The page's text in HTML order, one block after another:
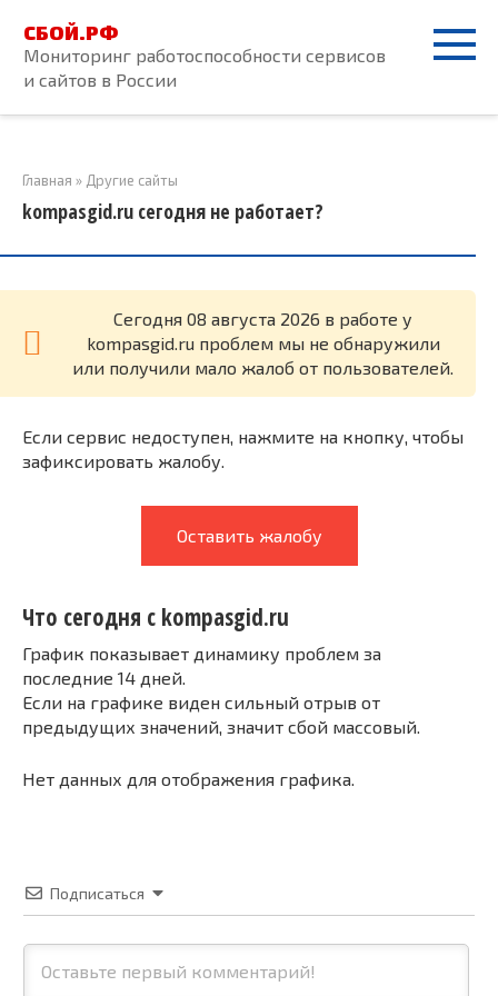
контенту
СБОЙ.РФ
Мониторинг работоспособности сервисов
и сайтов в России
Главная » Другие сайты
kompasgid.ru сегодня не работает?
Cегодня 08 августа 2026 в работе у
kompasgid.ru проблем мы не обнаружили
или получили мало жалоб от пользователей.
Если сервис недоступен, нажмите на кнопку, чтобы
зафиксировать жалобу.
Оставить жалобу
Что сегодня с kompasgid.ru
График показывает динамику проблем за
последние 14 дней.
Если на графике виден сильный отрыв от
предыдущих значений, значит сбой массовый.
Нет данных для отображения графика.
Подписаться